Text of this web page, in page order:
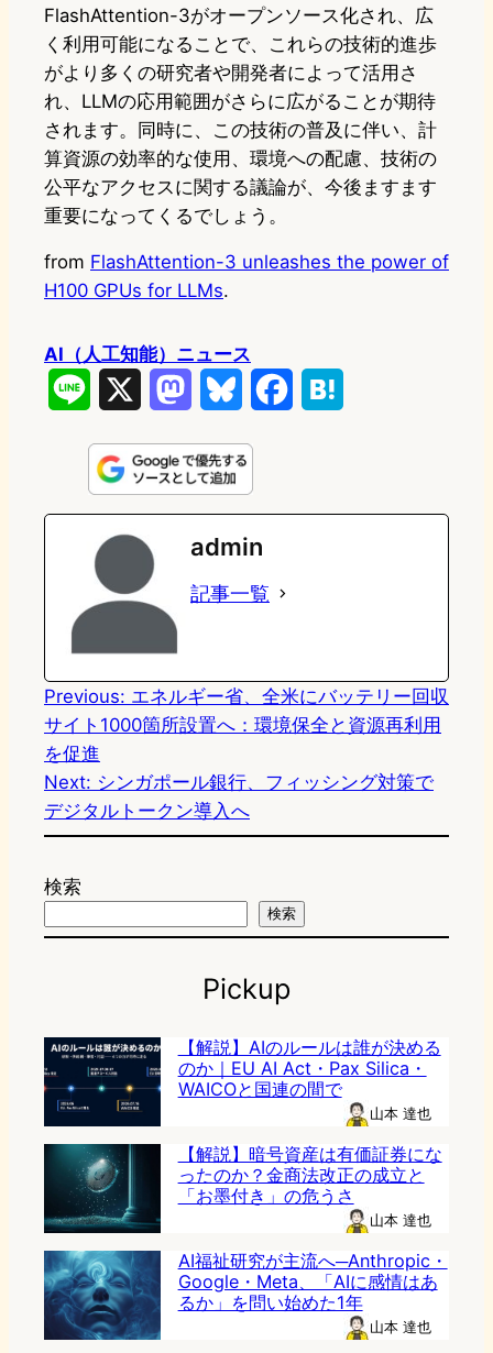
FlashAttention-3がオープンソース化され、広
く利用可能になることで、これらの技術的進歩
がより多くの研究者や開発者によって活用さ
れ、LLMの応用範囲がさらに広がることが期待
されます。同時に、この技術の普及に伴い、計
算資源の効率的な使用、環境への配慮、技術の
公平なアクセスに関する議論が、今後ますます
重要になってくるでしょう。
from FlashAttention-3 unleashes the power of
H100 GPUs for LLMs.
AI（人工知能）ニュース
n
e
s
t
o
d
n
u
e
s
k
e
k
e
admin
記事一覧
Previous: エネルギー省、全米にバッテリー回収
サイト1000箇所設置へ：環境保全と資源再利用
を促進
Next: シンガポール銀行、フィッシング対策で
デジタルトークン導入へ
検索
検索
Pickup
【解説】AIのルールは誰が決める
のか｜EU AI Act・Pax Silica・
WAICOと国連の間で
山本 達也
【解説】暗号資産は有価証券にな
ったのか？金商法改正の成立と
「お墨付き」の危うさ
山本 達也
AI福祉研究が主流へ─Anthropic・
Google・Meta、「AIに感情はあ
るか」を問い始めた1年
山本 達也